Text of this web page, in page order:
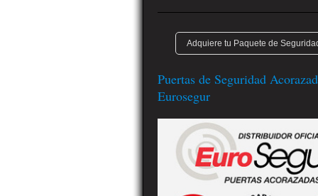
Adquiere tu Paquete de
Puertas de Seguridad
Eurosegur